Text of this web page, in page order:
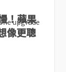
！蘋果
像更聰